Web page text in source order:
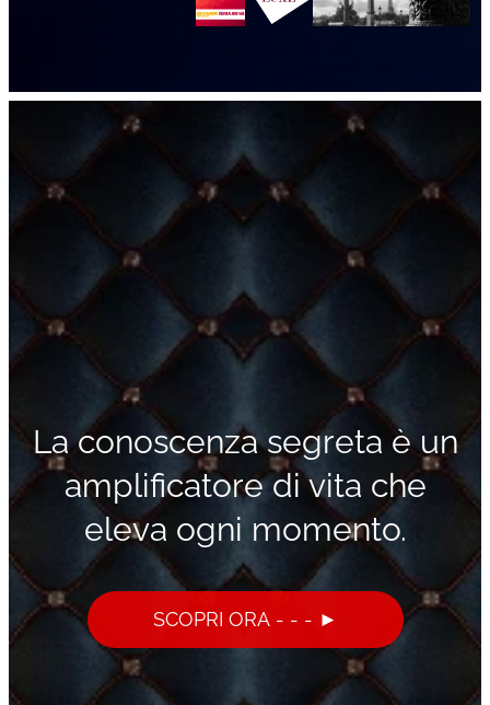
La conoscenza segreta è un
amplificatore di vita che
eleva ogni momento.
SCOPRI ORA - - - ►